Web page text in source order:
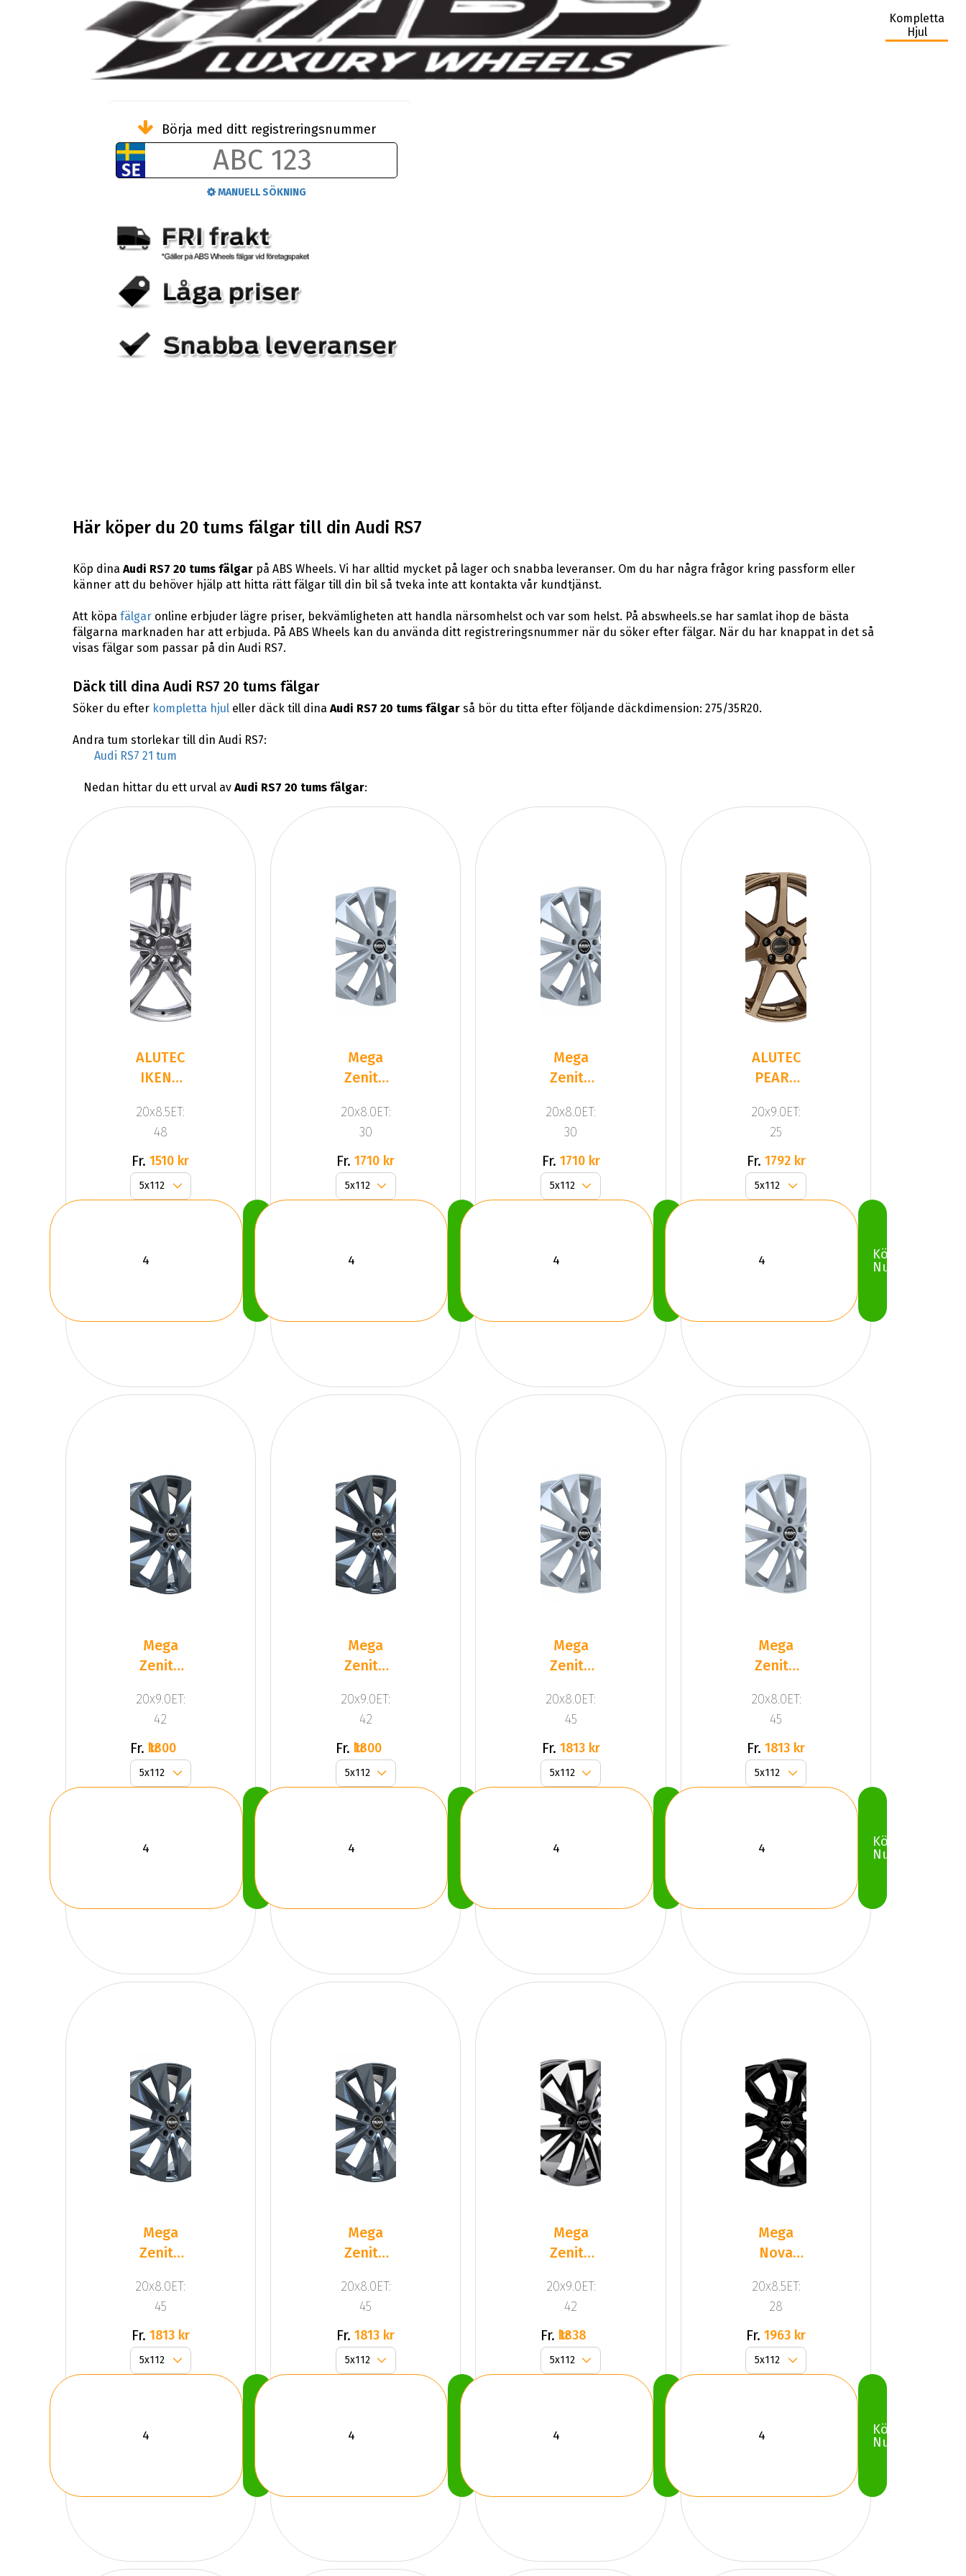
Kompletta
Hjul
Börja med ditt registreringsnummer
MANUELL SÖKNING
Här köper du 20 tums fälgar till din Audi RS7
Köp dina Audi RS7 20 tums fälgarpå ABS Wheels. Vi har alltid mycket på lager och snabba leveranser. Om du har några frågor kring passform eller
känner att du behöver hjälp att hitta rätt fälgar till din bil så tveka inte att kontakta vår kundtjänst.
Att köpa fälgaronline erbjuder lägre priser, bekvämligheten att handla närsomhelst och var som helst. På abswheels.se har samlat ihop de bästa
fälgarna marknaden har att erbjuda. På ABS Wheels kan du använda ditt registreringsnummer när du söker efter fälgar. När du har knappat in det så
visas fälgar som passar på din Audi RS7.
Däck till dina Audi RS7 20 tums fälgar
Söker du efter kompletta hjuleller däck till dina Audi RS7 20 tums fälgarså bör du titta efter följande däckdimension: 275/35R20.
Andra tum storlekar till din Audi RS7:
Audi RS7 21 tum
Nedan hittar du ett urval av Audi RS7 20 tums fälgar:
ALUTEC
IKENU
Gray
20x8.5ET:
48
Fr. 1510 kr
Mega
Zenith
Silver
20x8.0ET:
30
Fr. 1710 kr
Mega
Zenith
Silver
20x8.0ET:
30
Fr. 1710 kr
ALUTEC
PEARL
20x9.0ET:
25
Fr. 1792 kr
Köp
Nu
Mega
Zenith
Grey
20x9.0ET:
42
Fr. 1800 kr
Mega
Zenith
Grey
20x9.0ET:
42
Fr. 1800 kr
Mega
Zenith
Silver
20x8.0ET:
45
Fr. 1813 kr
Mega
Zenith
Silver
20x8.0ET:
45
Fr. 1813 kr
Köp
Nu
Mega
Zenith
Grey
20x8.0ET:
45
Fr. 1813 kr
Mega
Zenith
Grey
20x8.0ET:
45
Fr. 1813 kr
Mega
Zenith
Grey
Front
20x9.0ET:
42
Fr. 1838 kr
Mega
Nova
20x8.5ET:
28
Fr. 1963 kr
Köp
Nu